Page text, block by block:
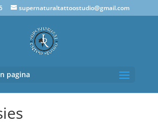
supernaturaltattoostudio@gmail.com
pagina